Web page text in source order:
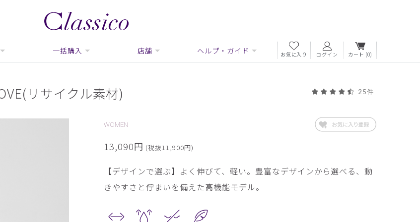
一括購入 店舗 ヘルプ・ガイド お気に入り ログイン カート (0)
リサイクル素材) 25件
WOMEN
13,090円 (税抜11,900円)
【デザインで選ぶ】よく伸びて、軽い。豊富なデザインから選べる、動
きやすさと佇まいを備えた高機能モデル。